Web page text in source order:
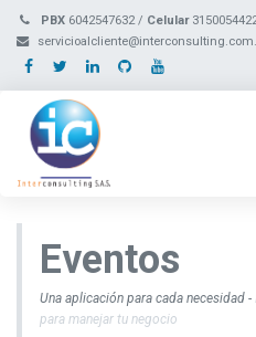
PBX 6042547632 / Celular
Eventos
Una aplicación para cada necesidad -
para manejar tu negocio